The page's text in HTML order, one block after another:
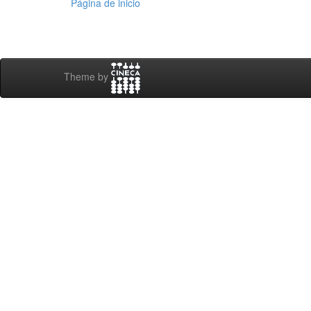
Página de inicio
Theme by